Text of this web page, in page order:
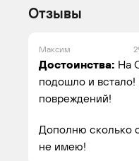
Отзывы
Максим
Достоинства: На
подошло и
повреждений!
Дополню сколько
не имею!